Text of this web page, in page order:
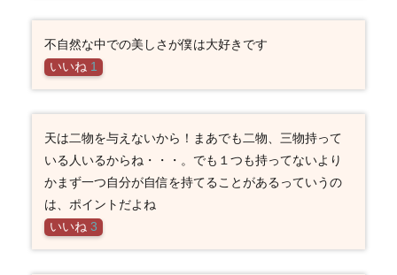
不自然な中での美しさが僕は大好きです
いいね 1
天は二物を与えないから！まあでも二物、三物持って
いる人いるからね・・・。でも１つも持ってないより
かまず一つ自分が自信を持てることがあるっていうの
は、ポイントだよね
いいね 3